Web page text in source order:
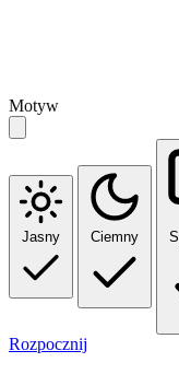
Motyw
Jasny Ciemny
Rozpocznij